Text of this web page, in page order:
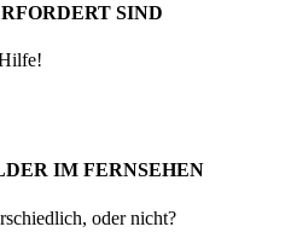
SIND
IM FERNSEHEN
oder nicht?